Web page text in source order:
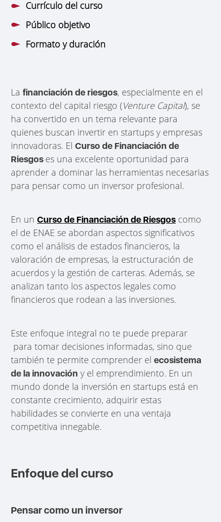
Currículo del curso
Público objetivo
Formato y duración
Lafinanciación de riesgos, especialmente en el
contexto del capital riesgo (Venture Capital), se
ha convertido en un tema relevante para
quienes buscan invertir en startups y empresas
innovadoras. ElCurso de Financiación de
Riesgos es una excelente oportunidad para
aprender a dominar las herramientas necesarias
para pensar como un inversor profesional.
En unCurso de Financiación de Riesgos como
el de ENAE se abordan aspectos significativos
como el análisis de estados financieros, la
valoración de empresas, la estructuración de
acuerdos y la gestión de carteras. Además, se
analizan tanto los aspectos legales como
financieros que rodean a las inversiones.
Este enfoque integral no te puede preparar
para tomar decisiones informadas, sino que
también te permite comprender elecosistema
de la innovación y el emprendimiento. En un
mundo donde la inversión en startups está en
constante crecimiento, adquirir estas
habilidades se convierte en una ventaja
competitiva innegable.
Enfoque del curso
Pensar como un inversor